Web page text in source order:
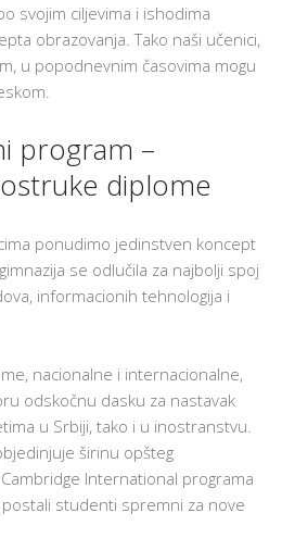
svojim ciljevima i ishodima
obrazovanja. Tako naši učenici,
u popodnevnim časovima mogu
program –
diplome
ponudimo jedinstven koncept
se odlučila za najbolji spoj
informacionih tehnologija i
nacionalne i internacionalne,
odskočnu dasku za nastavak
u Srbiji, tako i u inostranstvu.
širinu opšteg
International programa
studenti spremni za nove